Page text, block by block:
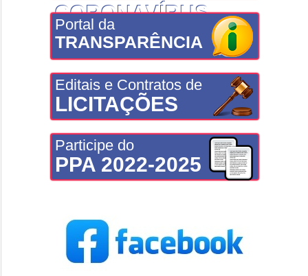
CORONAVÍRUS
Portal da
TRANSPARÊNCIA
Editais e Contratos de
LICITAÇÕES
Participe do
PPA 2022-2025